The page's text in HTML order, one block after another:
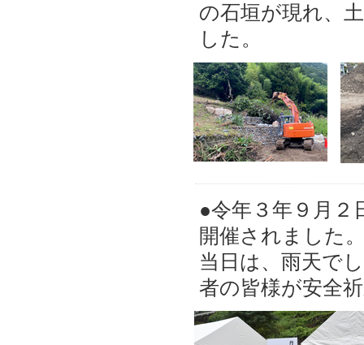
の石垣が現れ、
した。
●令年３年９月
開催されました
当日は、雨天で
者の皆様が安全